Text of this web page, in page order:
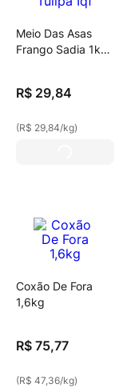
Meio Das Asas
Frango Sadia 1kg
R$ 29,84
(R$ 29,84/kg)
Coxão De Fora
1,6kg
R$ 75,77
(R$ 47,36/kg)